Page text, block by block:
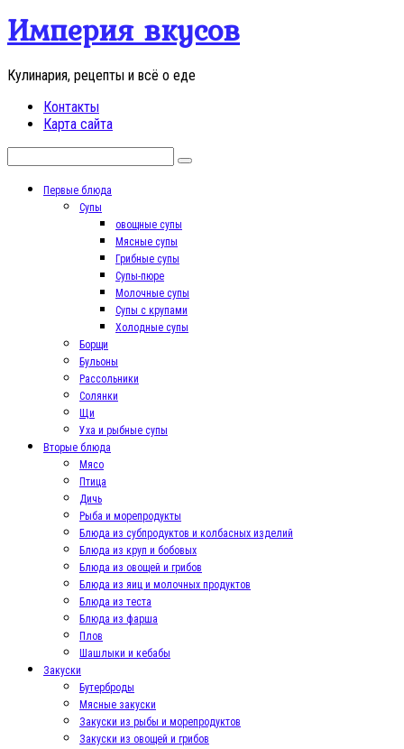
Перейти
контенту
Империя вкусов
Кулинария, рецепты и всё о еде
Контакты
Карта сайта
Первые блюда
Супы
овощные супы
Мясные супы
Грибные супы
Супы-пюре
Молочные супы
Супы с крупами
Холодные супы
Борщи
Бульоны
Рассольники
Солянки
Щи
Уха и рыбные супы
Вторые блюда
Мясо
Птица
Дичь
Рыба и морепродукты
Блюда из субпродуктов и колбасных изделий
Блюда из круп и бобовых
Блюда из овощей и грибов
Блюда из яиц и молочных продуктов
Блюда из теста
Блюда из фарша
Плов
Шашлыки и кебабы
Закуски
Бутерброды
Мясные закуски
Закуски из рыбы и морепродуктов
Закуски из овощей и грибов